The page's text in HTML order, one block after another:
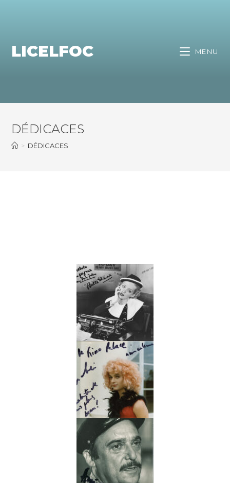
LICELFOC MENU
DÉDICACES
> DÉDICACES